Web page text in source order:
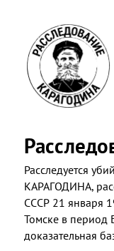
content
Расследуется
КАРАГОДИНА,
СССР 21 января
Томске в период
доказательная